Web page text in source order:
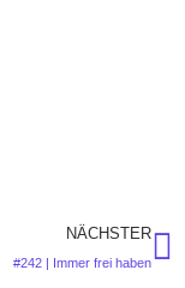
NÄCHSTER
#242 | Immer frei haben